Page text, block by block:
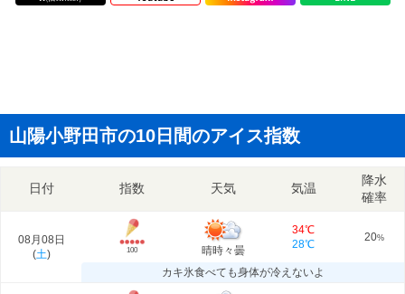
山陽小野田市の10日間のアイス指数
日付 指数 天気 気温
降水
確率
08月08日
(土) 100 晴時々曇
34℃
28℃
20%
カキ氷食べても身体が冷えないよ